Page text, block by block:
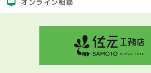
オンライン相談